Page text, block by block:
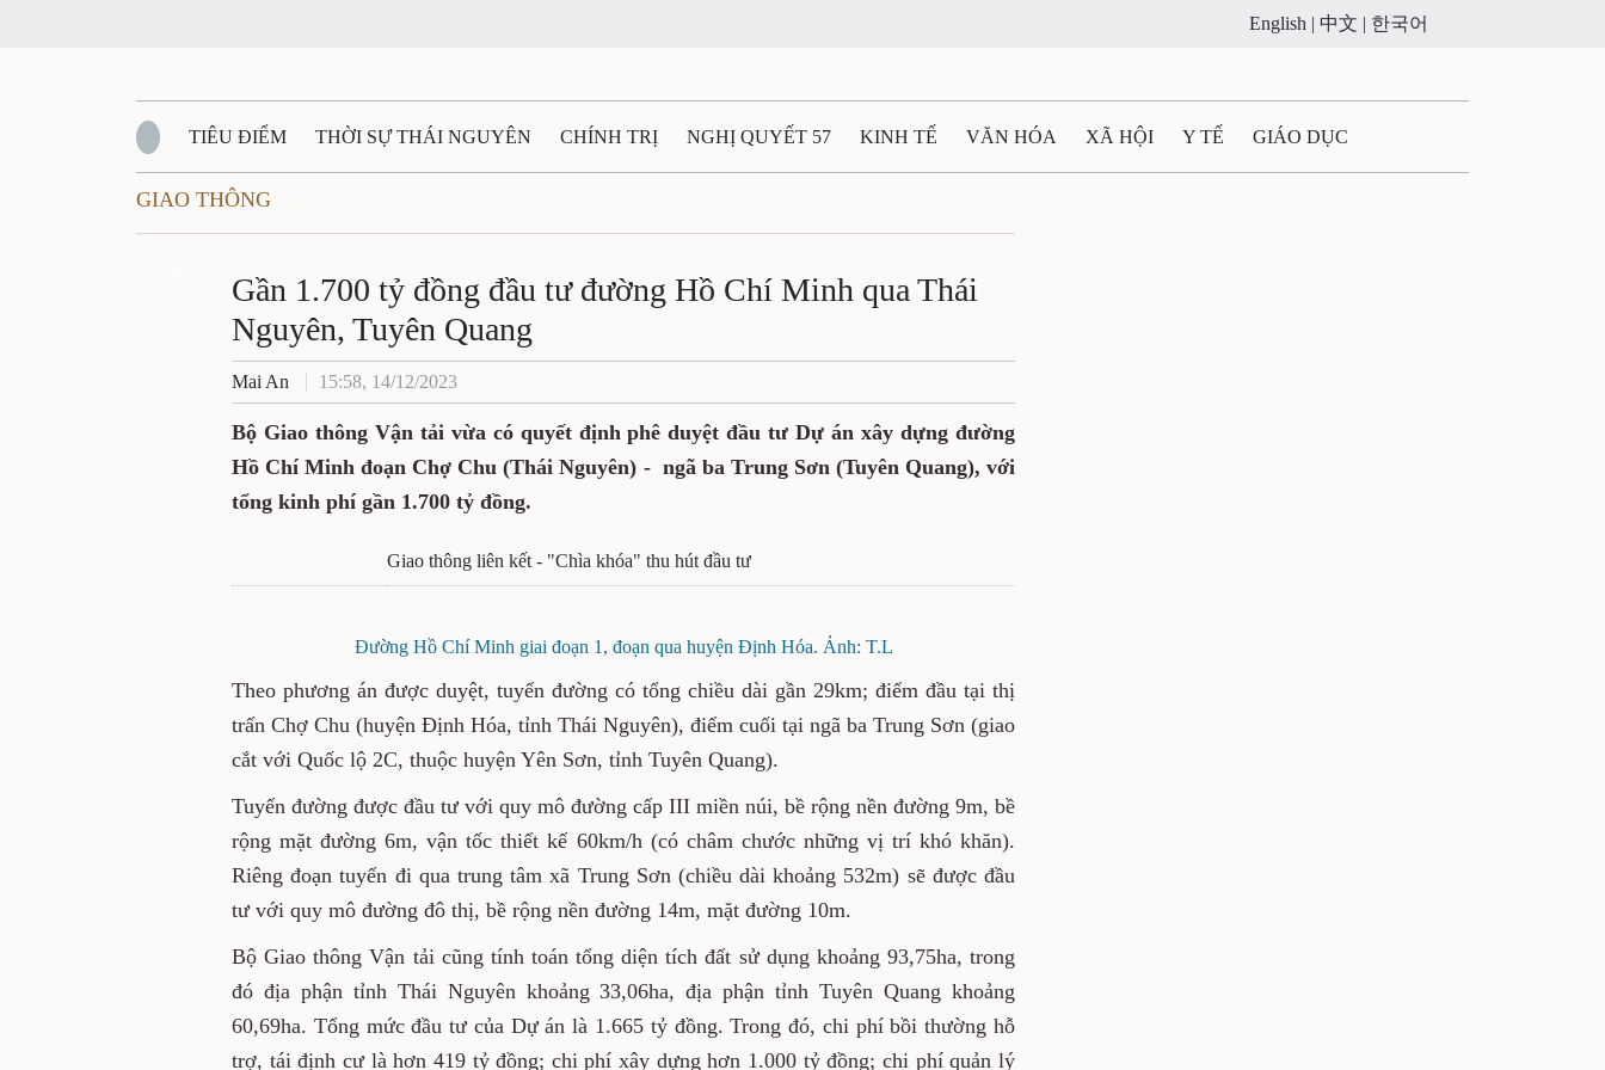
English | 中文 | 한국어
TIÊU ĐIỂM THỜI SỰ THÁI NGUYÊN CHÍNH TRỊ NGHỊ QUYẾT 57 KINH TẾ VĂN HÓA XÃ HỘI Y TẾ GIÁO DỤC
QUỐC PHÒNG - AN NINH
QUÊ HƯƠNG - ĐẤT NƯỚC QUỐC TẾ TÀI NGUYÊN - MÔI TRƯỜNG THỂ THAO THÔNG TIN - QUẢNG CÁO
VĂN BẢN, CHÍNH SÁCH MỚI VĂN NGHỆ THÁI NGUYÊN
GIAO THÔNG
Gần 1.700 tỷ đồng đầu tư đường Hồ Chí Minh qua Thái
Nguyên, Tuyên Quang
Mai An 15:58, 14/12/2023
Bộ Giao thông Vận tải vừa có quyết định phê duyệt đầu tư Dự án xây dựng đường
Hồ Chí Minh đoạn Chợ Chu (Thái Nguyên) - ngã ba Trung Sơn (Tuyên Quang), với
tổng kinh phí gần 1.700 tỷ đồng.
​Giao thông liên kết - "Chìa khóa" thu hút đầu tư
Đường Hồ Chí Minh giai đoạn 1, đoạn qua huyện Định Hóa. Ảnh: T.L
Theo phương án được duyệt, tuyến đường có tổng chiều dài gần 29km; điểm đầu tại thị
trấn Chợ Chu (huyện Định Hóa, tỉnh Thái Nguyên), điểm cuối tại ngã ba Trung Sơn (giao
cắt với Quốc lộ 2C, thuộc huyện Yên Sơn, tỉnh Tuyên Quang).
Tuyến đường được đầu tư với quy mô đường cấp III miền núi, bề rộng nền đường 9m, bề
rộng mặt đường 6m, vận tốc thiết kế 60km/h (có châm chước những vị trí khó khăn).
Riêng đoạn tuyến đi qua trung tâm xã Trung Sơn (chiều dài khoảng 532m) sẽ được đầu
tư với quy mô đường đô thị, bề rộng nền đường 14m, mặt đường 10m.
Bộ Giao thông Vận tải cũng tính toán tổng diện tích đất sử dụng khoảng 93,75ha, trong
đó địa phận tỉnh Thái Nguyên khoảng 33,06ha, địa phận tỉnh Tuyên Quang khoảng
60,69ha. Tổng mức đầu tư của Dự án là 1.665 tỷ đồng. Trong đó, chi phí bồi thường hỗ
trợ, tái định cư là hơn 419 tỷ đồng; chi phí xây dựng hơn 1.000 tỷ đồng; chi phí quản lý